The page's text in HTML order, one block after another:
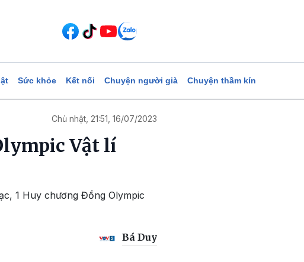
Sức khỏe Kết nối Chuyện người già Chuyện thầm kín
Chủ nhật, 21:51, 16/07/2023
Vật lí
1 Huy chương Đồng Olympic
Bá Duy